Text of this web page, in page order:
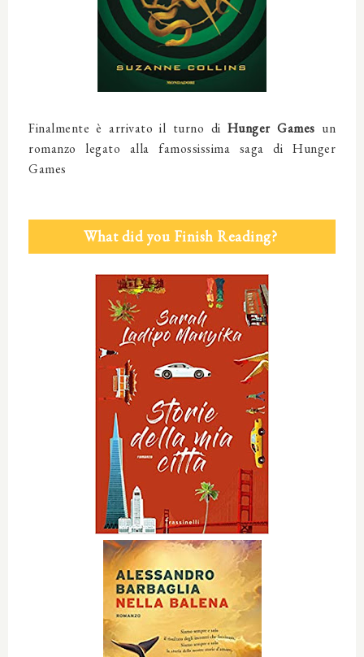
Finalmente è arrivato il turno di Hunger Games un
romanzo legato alla famossissima saga di Hunger
Games
What did you Finish Reading?